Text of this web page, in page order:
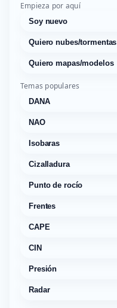
Empieza por aquí
Soy nuevo
Quiero nubes/tormentas
Quiero mapas/modelos
Temas populares
DANA
NAO
Isobaras
Cizalladura
Punto de rocío
Frentes
CAPE
CIN
Presión
Radar